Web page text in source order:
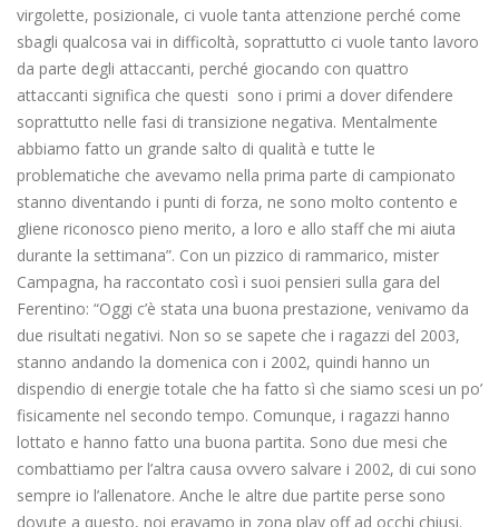
virgolette, posizionale, ci vuole tanta attenzione perché come
sbagli qualcosa vai in difficoltà, soprattutto ci vuole tanto lavoro
da parte degli attaccanti, perché giocando con quattro
attaccanti significa che questi sono i primi a dover difendere
soprattutto nelle fasi di transizione negativa. Mentalmente
abbiamo fatto un grande salto di qualità e tutte le
problematiche che avevamo nella prima parte di campionato
stanno diventando i punti di forza, ne sono molto contento e
gliene riconosco pieno merito, a loro e allo staff che mi aiuta
durante la settimana”. Con un pizzico di rammarico, mister
Campagna, ha raccontato così i suoi pensieri sulla gara del
Ferentino: “Oggi c’è stata una buona prestazione, venivamo da
due risultati negativi. Non so se sapete che i ragazzi del 2003,
stanno andando la domenica con i 2002, quindi hanno un
dispendio di energie totale che ha fatto sì che siamo scesi un po’
fisicamente nel secondo tempo. Comunque, i ragazzi hanno
lottato e hanno fatto una buona partita. Sono due mesi che
combattiamo per l’altra causa ovvero salvare i 2002, di cui sono
sempre io l’allenatore. Anche le altre due partite perse sono
dovute a questo, noi eravamo in zona play off ad occhi chiusi.